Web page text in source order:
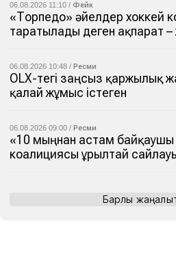
06.08.2026 11:10 / Фейк
«Торпедо» әйелдер хоккей
таратылады деген ақпарат –
06.08.2026 10:48 / Ресми
OLX-тегі заңсыз қаржылық
қалай жұмыс істеген
06.08.2026 09:00 / Ресми
«10 мыңнан астам
коалициясы Құрылтай
Барлық